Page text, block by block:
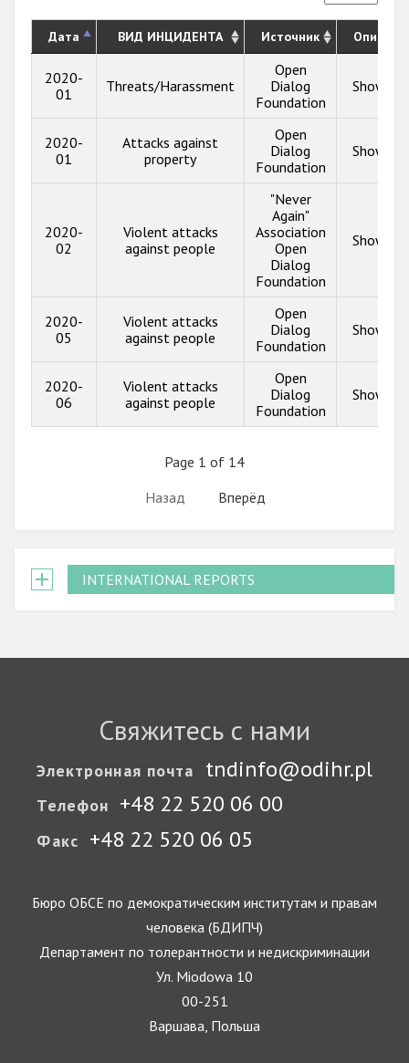
Дата ВИД ИНЦИДЕНТА Источник
2020-
01
Threats/Harassment
Open
Dialog
Foundation
Show
2020-
01
Attacks against
property
Open
Dialog
Foundation
Show
2020-
02
Violent attacks
against people
"Never
Again"
Association
Open
Dialog
Foundation
Show
2020-
05
Violent attacks
against people
Open
Dialog
Foundation
Show
2020-
06
Violent attacks
against people
Open
Dialog
Foundation
Show
Page 1 of 14
Назад
Вперёд
INTERNATIONAL REPORTS
Свяжитесь с нами
Электронная почта tndinfo@odihr.pl
Телефон +48 22 520 06 00
Факс +48 22 520 06 05
Бюро ОБСЕ по демократическим институтам и правам
человека (БДИПЧ)
Департамент по толерантности и недискриминации
Ул. Miodowa 10
00-251
Варшава, Польша